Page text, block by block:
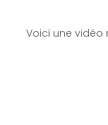
Voici une vidéo